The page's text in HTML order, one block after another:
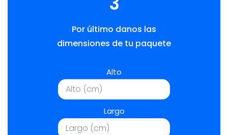
Por último danos las
dimensiones de tu paquete
Alto
Largo